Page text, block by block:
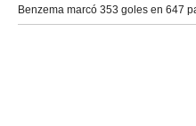
Benzema marcó 353 goles en 647